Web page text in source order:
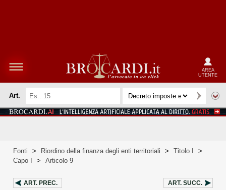
AREA
UTENTE
Art.
Fonti > Riordino della finanza degli enti territoriali > Titolo I
>
Capo I
> Articolo 9
ART. PREC. ART. SUCC.